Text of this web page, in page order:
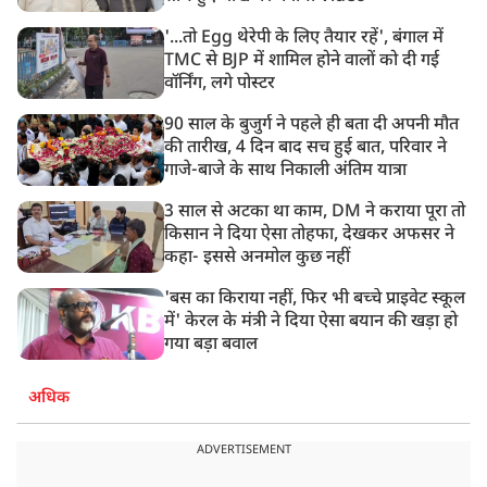
की बातचीत
'...तो Egg थेरेपी के लिए तैयार रहें', बंगाल में
TMC से BJP में शामिल होने वालों को दी गई
वॉर्निंग, लगे पोस्टर
90 साल के बुजुर्ग ने पहले ही बता दी अपनी मौत
की तारीख, 4 दिन बाद सच हुई बात, परिवार ने
गाजे-बाजे के साथ निकाली अंतिम यात्रा
3 साल से अटका था काम, DM ने कराया पूरा तो
किसान ने दिया ऐसा तोहफा, देखकर अफसर ने
कहा- इससे अनमोल कुछ नहीं
'बस का किराया नहीं, फिर भी बच्चे प्राइवेट स्कूल
में' केरल के मंत्री ने दिया ऐसा बयान की खड़ा हो
गया बड़ा बवाल
अधिक
ADVERTISEMENT